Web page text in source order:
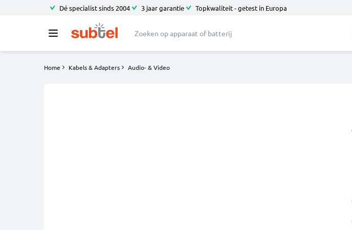
Dé specialist sinds 2004 3 jaar garantie Topkwaliteit - getest in Europa
Home Kabels & Adapters Audio- & Video